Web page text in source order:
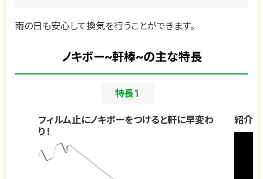
雨の日も安心して換気を行うことができます。
ノキボー~軒棒~の主な特長
フィルム止にノキボーをつけると軒に早変わ
り！
紹介